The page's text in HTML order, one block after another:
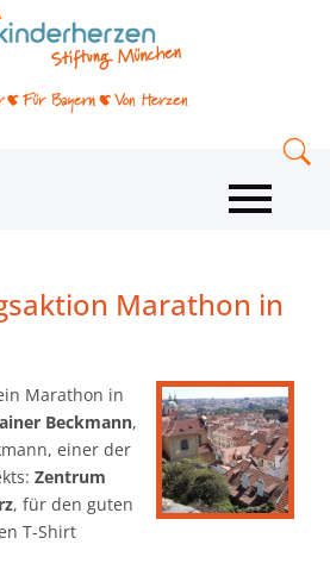
Marathon in
Marathon in
Beckmann,
einer der
Zentrum
, für den guten
T-Shirt